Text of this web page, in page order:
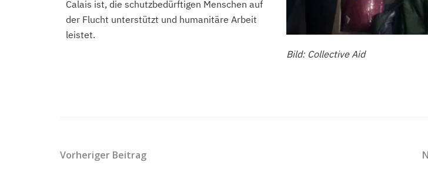
Calais ist, die schutzbedürftigen Menschen auf
der Flucht unterstützt und humanitäre Arbeit
leistet.
Bild: Collective Aid
Vorheriger Beitrag